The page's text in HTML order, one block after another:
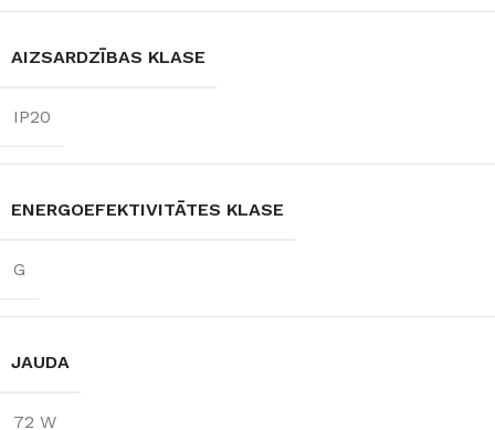
AIZSARDZĪBAS KLASE
IP20
ENERGOEFEKTIVITĀTES KLASE
G
JAUDA
72 W